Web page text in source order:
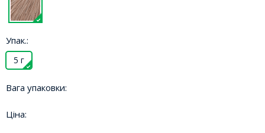
Упак.:
5 г
Вага упаковки:
Ціна: